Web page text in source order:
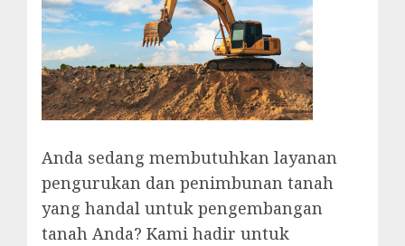
Anda sedang membutuhkan layanan
pengurukan dan penimbunan tanah
yang handal untuk pengembangan
tanah Anda? Kami hadir untuk